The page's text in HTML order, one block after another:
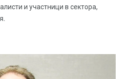
и участници в сектора,